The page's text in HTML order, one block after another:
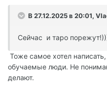
В 27.12.2025 в 20:01,
Сейчас и таро
Тоже самое хотел
обучаемые люди. Не
делают.